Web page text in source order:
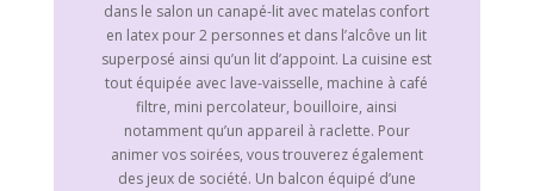
dans le salon un canapé-lit avec matelas confort
en latex pour 2 personnes et dans l’alcôve un lit
superposé ainsi qu’un lit d’appoint. La cuisine est
tout équipée avec lave-vaisselle, machine à café
filtre, mini percolateur, bouilloire, ainsi
notamment qu’un appareil à raclette. Pour
animer vos soirées, vous trouverez également
des jeux de société. Un balcon équipé d’une